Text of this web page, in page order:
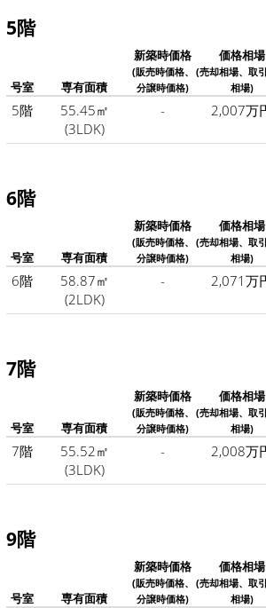
5階
号室 専有面積
新築時価格
(販売時価格、
分譲時価格)
価格相場
(売却相場、取
相場)
5階
55.45㎡
(3LDK)
- 2,007万
6階
号室 専有面積
新築時価格
(販売時価格、
分譲時価格)
価格相場
(売却相場、取
相場)
6階
58.87㎡
(2LDK)
- 2,071万
7階
号室 専有面積
新築時価格
(販売時価格、
分譲時価格)
価格相場
(売却相場、取
相場)
7階
55.52㎡
(3LDK)
- 2,008万
9階
号室 専有面積
新築時価格
(販売時価格、
分譲時価格)
価格相場
(売却相場、取
相場)